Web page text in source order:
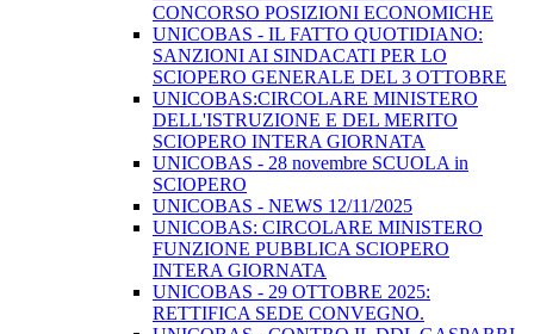
CONCORSO POSIZIONI ECONOMICHE
UNICOBAS - IL FATTO QUOTIDIANO:
SANZIONI AI SINDACATI PER LO
SCIOPERO GENERALE DEL 3 OTTOBRE
UNICOBAS:CIRCOLARE MINISTERO
DELL'ISTRUZIONE E DEL MERITO
SCIOPERO INTERA GIORNATA
UNICOBAS - 28 novembre SCUOLA in
SCIOPERO
UNICOBAS - NEWS 12/11/2025
UNICOBAS: CIRCOLARE MINISTERO
FUNZIONE PUBBLICA SCIOPERO
INTERA GIORNATA
UNICOBAS - 29 OTTOBRE 2025:
RETTIFICA SEDE CONVEGNO.